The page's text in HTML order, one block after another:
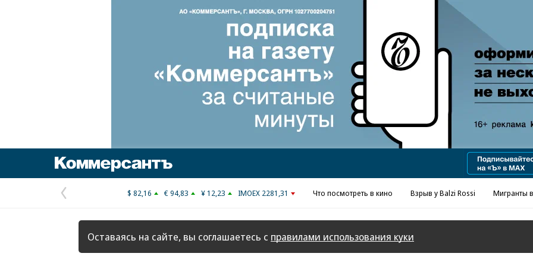
Реклама в «Ъ» www.kommersant.ru/ad
Предыдущая
страница
$ 82,16 € 94,83 ¥ 12,23 IMOEX 2281,31 Что посмотреть в кино Взрыв у Balzi Rossi Мигранты
Оставаясь на сайте, вы соглашаетесь с правилами использования куки